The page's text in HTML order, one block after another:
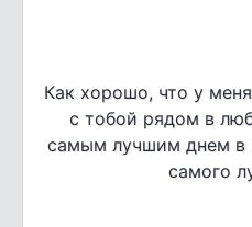
Как хорошо, что у
с тобой рядом в
самым лучшим днем в
самого